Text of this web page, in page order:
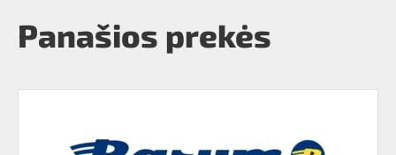
Panašios prekės